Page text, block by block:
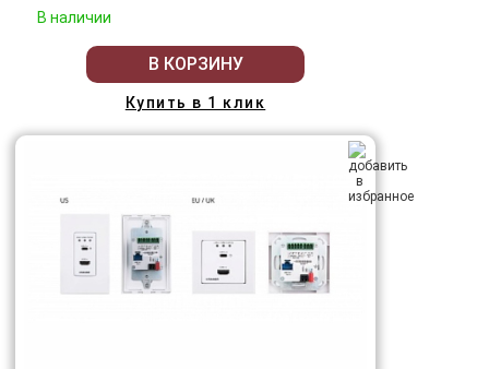
В наличии
В КОРЗИНУ
Купить в 1 клик